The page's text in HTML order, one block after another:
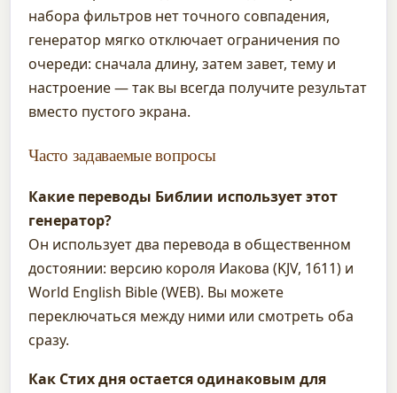
набора фильтров нет точного совпадения,
генератор мягко отключает ограничения по
очереди: сначала длину, затем завет, тему и
настроение — так вы всегда получите результат
вместо пустого экрана.
Часто задаваемые вопросы
Какие переводы Библии использует этот
генератор?
Он использует два перевода в общественном
достоянии: версию короля Иакова (KJV, 1611) и
World English Bible (WEB). Вы можете
переключаться между ними или смотреть оба
сразу.
Как Стих дня остается одинаковым для